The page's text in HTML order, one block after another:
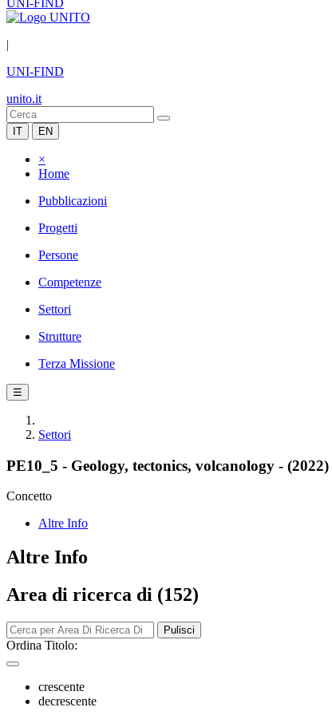
UNI-FIND
|
UNI-FIND
unito.it
IT EN
×
Home
Pubblicazioni
Progetti
Persone
Competenze
Settori
Strutture
Terza Missione
☰
Settori
PE10_5 - Geology, tectonics, volcanology - (2022)
Concetto
Altre Info
Altre Info
Area di ricerca di (152)
Pulisci
Ordina Titolo:
crescente
decrescente